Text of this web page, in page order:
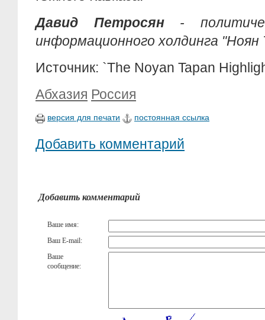
Давид Петросян -
информационного холдинга "Ноян
Источник: `The Noyan Tapan
Абхазия Россия
версия для печати постоянная ссылка
Добавить комментарий
Добавить комментарий
Ваше имя:
Ваш E-mail:
Ваше
сообщение: